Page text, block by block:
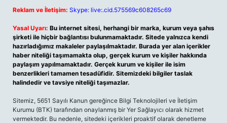
Reklam ve İletişim: Skype: live:.cid.575569c608265c69
Yasal Uyarı: Bu internet sitesi, herhangi bir marka, kurum veya şahıs
şirketi ile hiçbir bağlantısı bulunmamaktadır. Sitede yalnızca kendi
hazırladığımız makaleler paylaşılmaktadır. Burada yer alan içerikler
haber niteliği taşımamakta olup, gerçek kurum ve kişiler hakkında
paylaşım yapılmamaktadır. Gerçek kurum ve kişiler ile isim
benzerlikleri tamamen tesadüfidir. Sitemizdeki bilgiler taslak
halindedir ve tavsiye niteliği taşımazlar.
Sitemiz, 5651 Sayılı Kanun gereğince Bilgi Teknolojileri ve İletişim
Kurumu (BTK) tarafından onaylanmış bir Yer Sağlayıcı olarak hizmet
vermektedir. Bu nedenle, sitedeki içerikleri proaktif olarak denetleme